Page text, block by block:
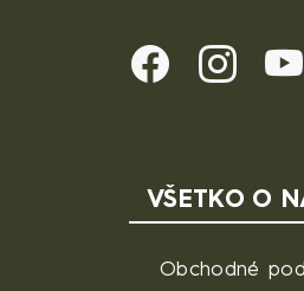
VŠETKO O
Obchodné